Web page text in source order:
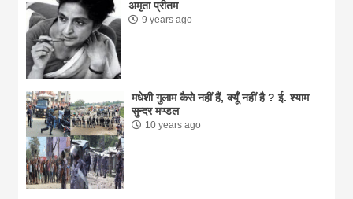
अमृता प्रीतम
9 years ago
मधेशी गुलाम कैसे नहीं हैं, क्यूँ नहीं है ? ई. श्याम
सुन्दर मण्डल
10 years ago